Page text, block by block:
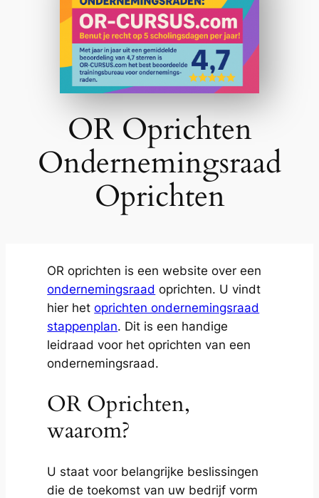
OR Oprichten
Ondernemingsraad
Oprichten
OR oprichten is een website over een
ondernemingsraad oprichten. U vindt
hier hetoprichten ondernemingsraad
stappenplan. Dit is een handige
leidraad voor het oprichten van een
ondernemingsraad.
OR Oprichten,
waarom?
U staat voor belangrijke beslissingen
die de toekomst van uw bedrijf vorm